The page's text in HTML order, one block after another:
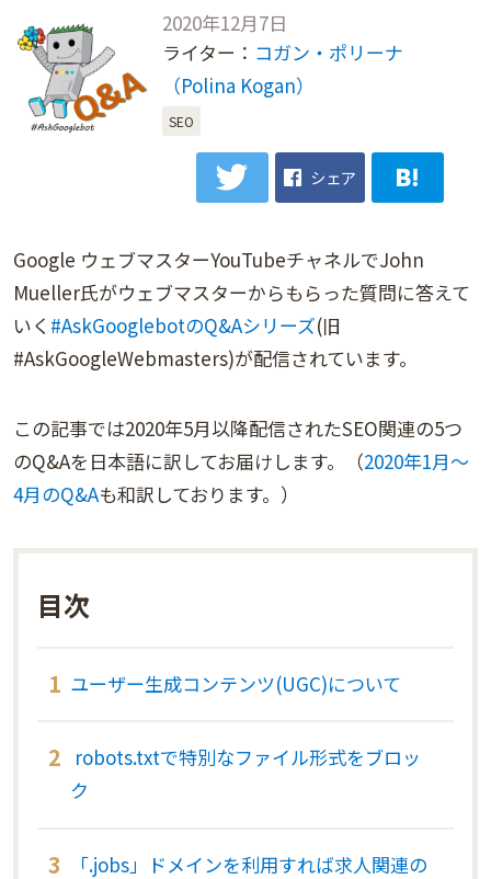
2020年12月7日
ライター： コガン・ポリーナ
（Polina Kogan）
SEO
シェア
Google ウェブマスターYouTubeチャネルでJohn
Mueller氏がウェブマスターからもらった質問に答えて
いく #AskGooglebotのQ&Aシリーズ(旧
#AskGoogleWebmasters)が配信されています。
この記事では2020年5月以降配信されたSEO関連の5つ
のQ&Aを日本語に訳してお届けします。（2020年1月～
4月のQ&Aも和訳しております。）
目次
ユーザー生成コンテンツ(UGC)について
robots.txtで特別なファイル形式をブロッ
ク
「.jobs」ドメインを利用すれば求人関連の